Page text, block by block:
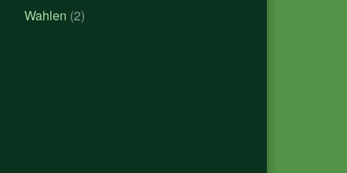
Wahlen (2)